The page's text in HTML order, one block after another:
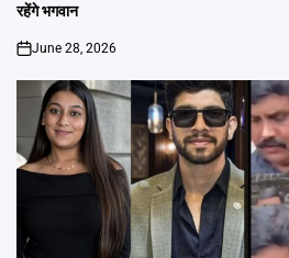
रहेंगे भगवान
on
June 28, 2026